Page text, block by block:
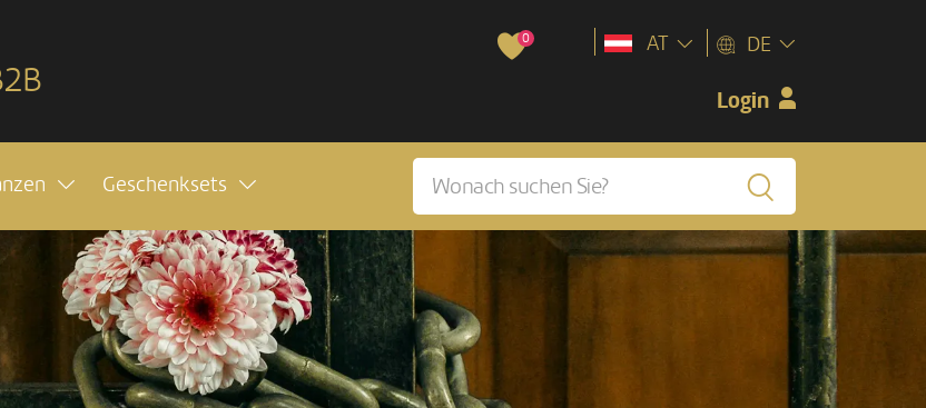
0
Login
AT DE
Geschenksets